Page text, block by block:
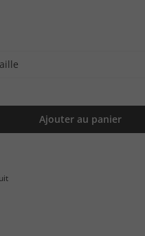
Ajouter au panier